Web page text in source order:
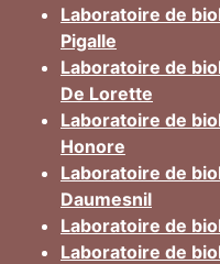
Laboratoire de
Pigalle
Laboratoire de
De Lorette
Laboratoire de
Honore
Laboratoire de
Daumesnil
Laboratoire de
Laboratoire de